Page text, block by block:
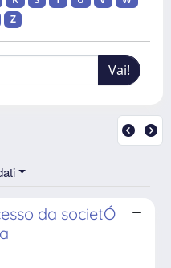
Z
da societÓ